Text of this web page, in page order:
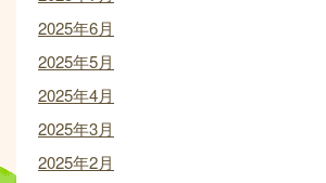
2025年6月
2025年5月
2025年4月
2025年3月
2025年2月